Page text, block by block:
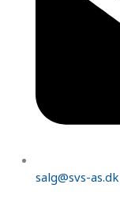
salg@svs-as.dk